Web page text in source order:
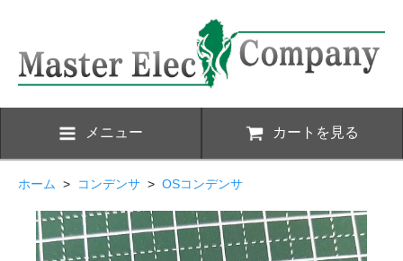
メニュー カートを見る
ホーム > コンデンサ > OSコンデンサ